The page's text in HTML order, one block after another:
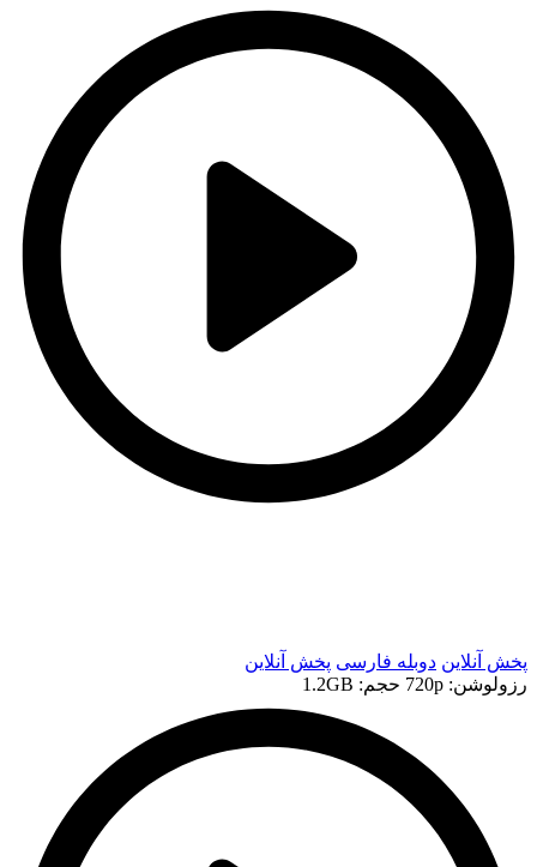
پخش آنلاین دوبله فارسی پخش آنلاین
رزولوشن: 720p
حجم: 1.2GB